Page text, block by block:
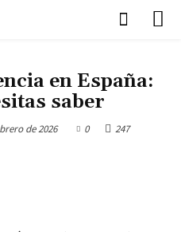
en España:
saber
de 2026 0 247